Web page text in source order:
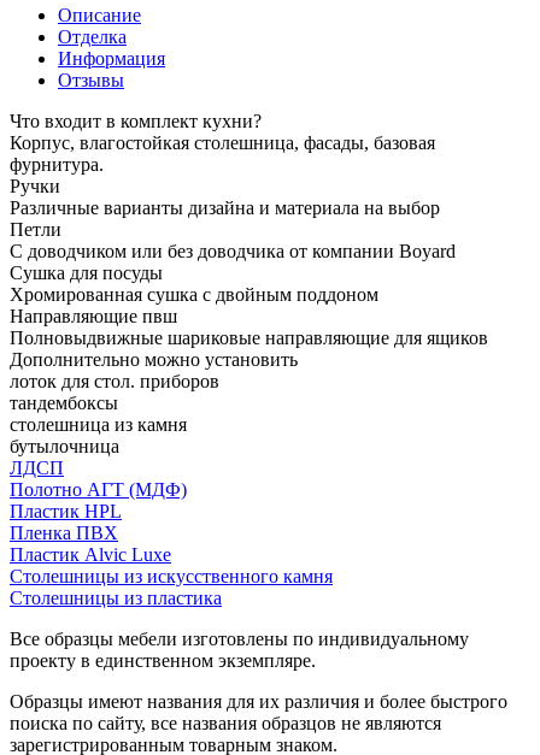
Описание
Отделка
Информация
Отзывы
Что входит в комплект кухни?
Корпус, влагостойкая столешница, фасады, базовая
фурнитура.
Ручки
Различные варианты дизайна и материала на выбор
Петли
С доводчиком или без доводчика от компании Boyard
Сушка для посуды
Хромированная сушка с двойным поддоном
Направляющие пвш
Полновыдвижные шариковые направляющие для ящиков
Дополнительно можно установить
лоток для стол. приборов
тандембоксы
столешница из камня
бутылочница
ЛДСП
Полотно АГТ (МДФ)
Пластик HPL
Пленка ПВХ
Пластик Alvic Luxe
Столешницы из искусственного камня
Столешницы из пластика
Все образцы мебели изготовлены по индивидуальному
проекту в единственном экземпляре.
Образцы имеют названия для их различия и более быстрого
поиска по сайту, все названия образцов не являются
зарегистрированным товарным знаком.